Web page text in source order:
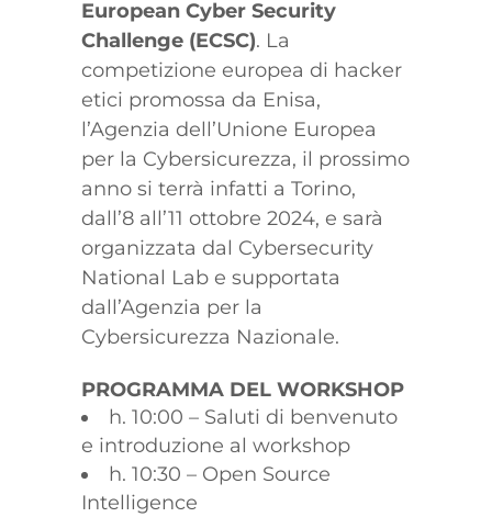
European Cyber Security
Challenge (ECSC). La
competizione europea di hacker
etici promossa da Enisa,
l’Agenzia dell’Unione Europea
per la Cybersicurezza, il prossimo
anno si terrà infatti a Torino,
dall’8 all’11 ottobre 2024, e sarà
organizzata dal Cybersecurity
National Lab e supportata
dall’Agenzia per la
Cybersicurezza Nazionale.
PROGRAMMA DEL WORKSHOP
h. 10:00 – Saluti di benvenuto
e introduzione al workshop
h. 10:30 – Open Source
Intelligence